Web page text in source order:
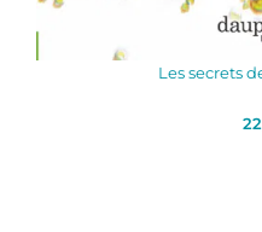
Les secrets